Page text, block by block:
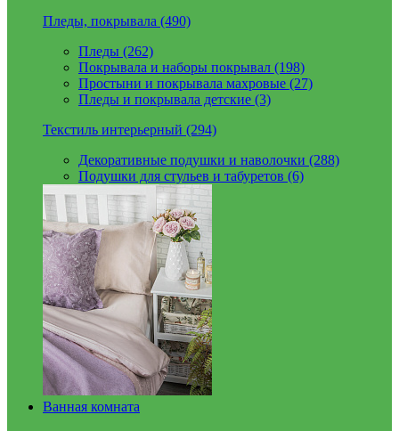
Пледы, покрывала (490)
Пледы (262)
Покрывала и наборы покрывал (198)
Простыни и покрывала махровые (27)
Пледы и покрывала детские (3)
Текстиль интерьерный (294)
Декоративные подушки и наволочки (288)
Подушки для стульев и табуретов (6)
Ванная комната